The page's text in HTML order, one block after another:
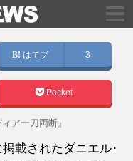
はてブ 3
Pocket
ア一刀両断』
載されたダニエル･